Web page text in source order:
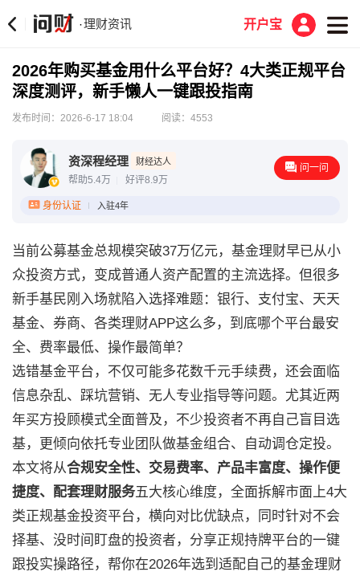
·理财资讯 开户宝
2026年购买基金用什么平台好？4大类正规平台
深度测评，新手懒人一键跟投指南
发布时间：2026-6-17 18:04 阅读：4553
资深程经理 财经达人
帮助5.4万 好评8.9万
问一问
身份认证 入驻4年
当前公募基金总规模突破37万亿元，基金理财早已从小
众投资方式，变成普通人资产配置的主流选择。但很多
新手基民刚入场就陷入选择难题：银行、支付宝、天天
基金、券商、各类理财APP这么多，到底哪个平台最安
全、费率最低、操作最简单？
选错基金平台，不仅可能多花数千元手续费，还会面临
信息杂乱、踩坑营销、无人专业指导等问题。尤其近两
年买方投顾模式全面普及，不少投资者不再自己盲目选
基，更倾向依托专业团队做基金组合、自动调仓定投。
本文将从合规安全性、交易费率、产品丰富度、操作便
捷度、配套理财服务五大核心维度，全面拆解市面上4大
类正规基金投资平台，横向对比优缺点，同时针对不会
择基、没时间盯盘的投资者，分享正规持牌平台的一键
跟投实操路径，帮你在2026年选到适配自己的基金理财